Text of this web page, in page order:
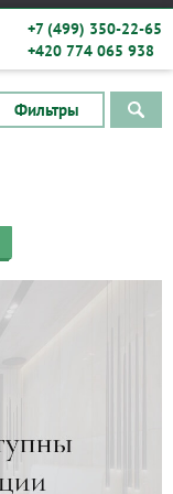
+7 (499) 350-22-65
+420 774 065 938
Фильтры